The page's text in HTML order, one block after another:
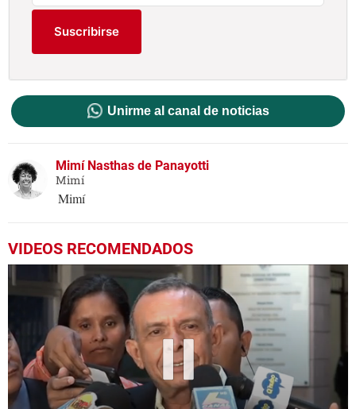
Suscribirse
Unirme al canal de noticias
Mimí Nasthas de Panayotti
Mimí
Mimí
VIDEOS RECOMENDADOS